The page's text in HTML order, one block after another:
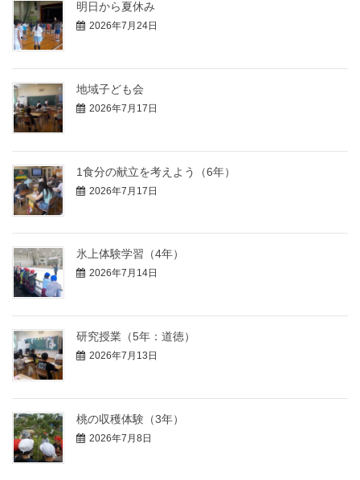
明日から夏休み
2026年7月24日
地域子ども会
2026年7月17日
1食分の献立を考えよう（6年）
2026年7月17日
氷上体験学習（4年）
2026年7月14日
研究授業（5年：道徳）
2026年7月13日
桃の収穫体験（3年）
2026年7月8日